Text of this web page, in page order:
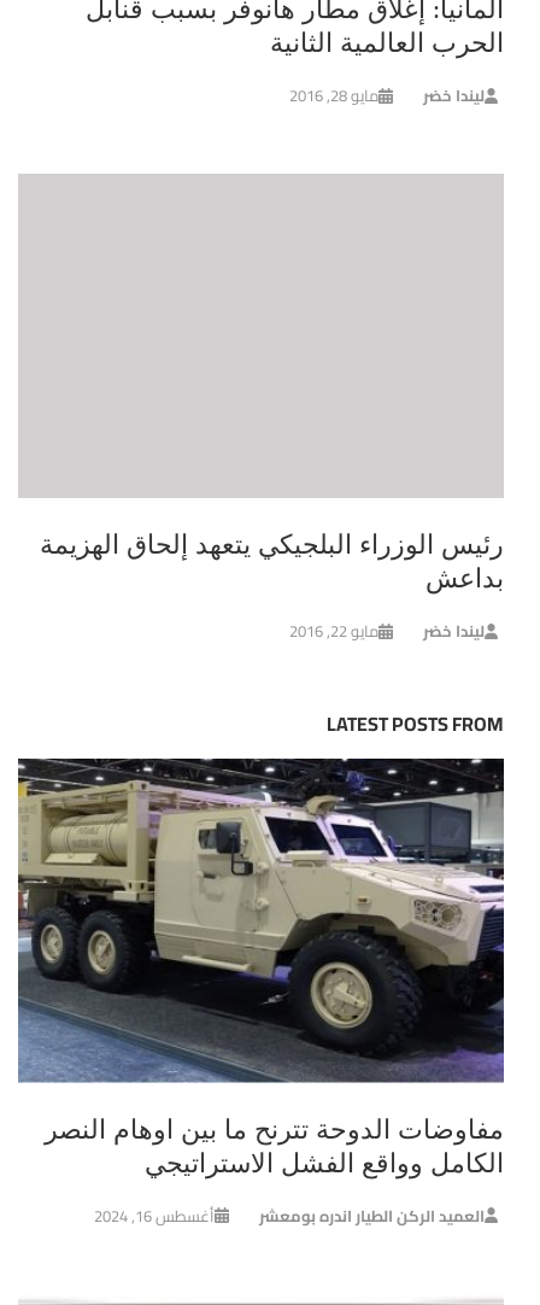
ألمانيا: إغلاق مطار هانوفر بسبب قنابل
الحرب العالمية الثانية
ليندا خضر مايو 28, 2016
رئيس الوزراء البلجيكي يتعهد إلحاق الهزيمة
بداعش
ليندا خضر مايو 22, 2016
LATEST POSTS FROM
مفاوضات الدوحة تترنح ما بين اوهام النصر
الكامل وواقع الفشل الاستراتيجي
العميد الركن الطيار اندره بومعشر أغسطس 16, 2024